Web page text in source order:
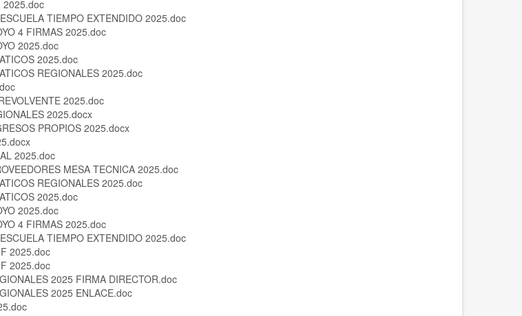
2025.doc
TIEMPO EXTENDIDO 2025.doc
4 FIRMAS 2025.doc
2025.doc
2025.doc
REGIONALES 2025.doc
2025.doc
2025.docx
PROPIOS 2025.docx
2025.doc
MESA TECNICA 2025.doc
REGIONALES 2025.doc
2025.doc
2025.doc
4 FIRMAS 2025.doc
TIEMPO EXTENDIDO 2025.doc
2025.doc
2025.doc
2025 FIRMA DIRECTOR.doc
2025 ENLACE.doc